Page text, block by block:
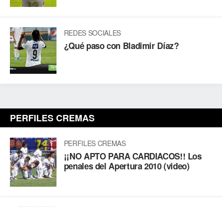
REDES SOCIALES
¿Qué paso con Bladimir Díaz?
PERFILES CREMAS
PERFILES CREMAS
¡¡NO APTO PARA CARDIACOS!! Los
penales del Apertura 2010 (video)